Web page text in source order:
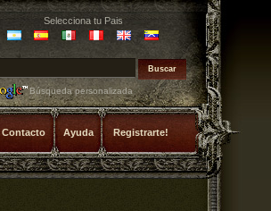
Selecciona tu Pais
Búsqueda personalizada
Contacto Ayuda Registrarte!